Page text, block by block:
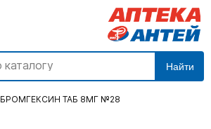
Найти
БРОМГЕКСИН ТАБ 8МГ №28